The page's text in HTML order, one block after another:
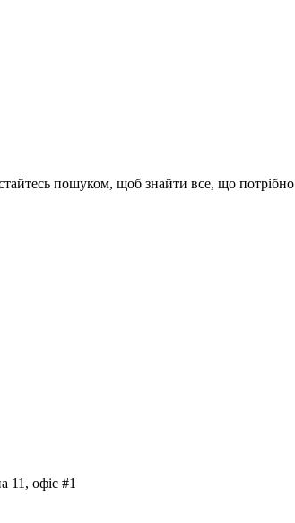
пошуком, щоб знайти все, що потрібно
11, офіс #1